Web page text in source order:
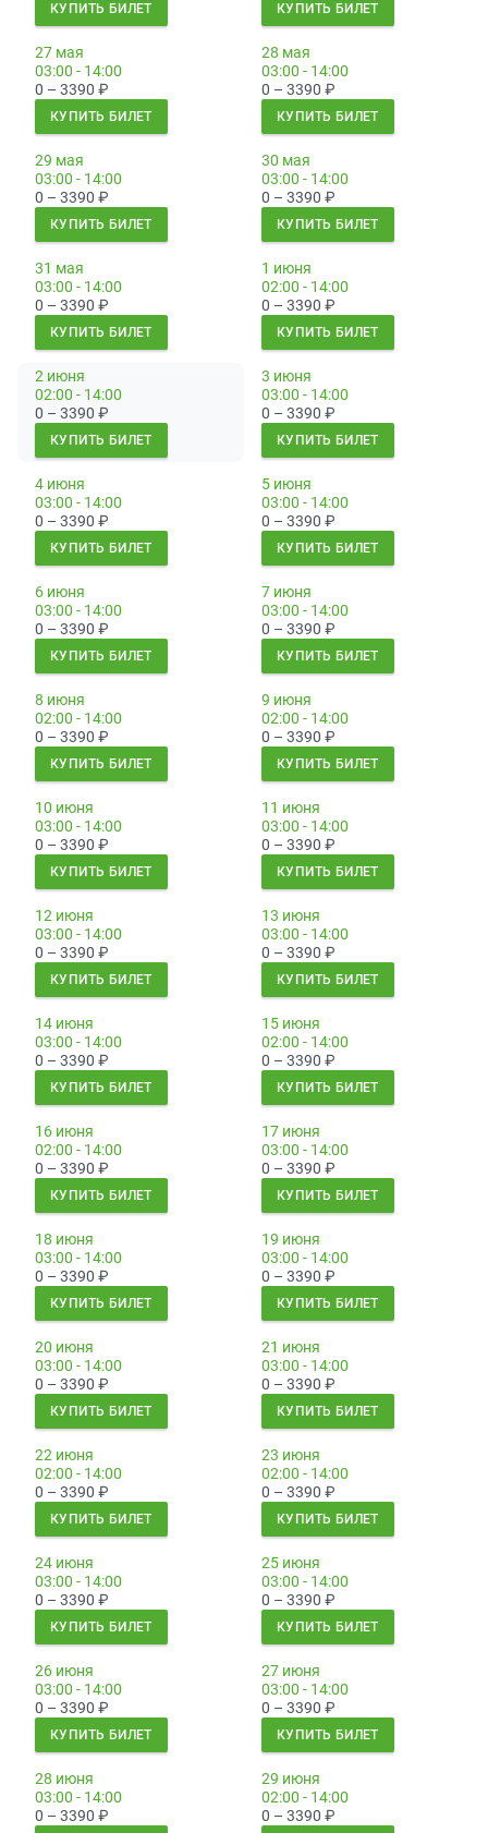
КУПИТЬ БИЛЕТ КУПИТЬ БИЛЕТ
27 мая
03:00 - 14:00
0 – 3390 ₽
КУПИТЬ БИЛЕТ
28 мая
03:00 - 14:00
0 – 3390 ₽
КУПИТЬ БИЛЕТ
29 мая
03:00 - 14:00
0 – 3390 ₽
КУПИТЬ БИЛЕТ
30 мая
03:00 - 14:00
0 – 3390 ₽
КУПИТЬ БИЛЕТ
31 мая
03:00 - 14:00
0 – 3390 ₽
КУПИТЬ БИЛЕТ
1 июня
02:00 - 14:00
0 – 3390 ₽
КУПИТЬ БИЛЕТ
2 июня
02:00 - 14:00
0 – 3390 ₽
КУПИТЬ БИЛЕТ
3 июня
03:00 - 14:00
0 – 3390 ₽
КУПИТЬ БИЛЕТ
4 июня
03:00 - 14:00
0 – 3390 ₽
КУПИТЬ БИЛЕТ
5 июня
03:00 - 14:00
0 – 3390 ₽
КУПИТЬ БИЛЕТ
6 июня
03:00 - 14:00
0 – 3390 ₽
КУПИТЬ БИЛЕТ
7 июня
03:00 - 14:00
0 – 3390 ₽
КУПИТЬ БИЛЕТ
8 июня
02:00 - 14:00
0 – 3390 ₽
КУПИТЬ БИЛЕТ
9 июня
02:00 - 14:00
0 – 3390 ₽
КУПИТЬ БИЛЕТ
10 июня
03:00 - 14:00
0 – 3390 ₽
КУПИТЬ БИЛЕТ
11 июня
03:00 - 14:00
0 – 3390 ₽
КУПИТЬ БИЛЕТ
12 июня
03:00 - 14:00
0 – 3390 ₽
КУПИТЬ БИЛЕТ
13 июня
03:00 - 14:00
0 – 3390 ₽
КУПИТЬ БИЛЕТ
14 июня
03:00 - 14:00
0 – 3390 ₽
КУПИТЬ БИЛЕТ
15 июня
02:00 - 14:00
0 – 3390 ₽
КУПИТЬ БИЛЕТ
16 июня
02:00 - 14:00
0 – 3390 ₽
КУПИТЬ БИЛЕТ
17 июня
03:00 - 14:00
0 – 3390 ₽
КУПИТЬ БИЛЕТ
18 июня
03:00 - 14:00
0 – 3390 ₽
КУПИТЬ БИЛЕТ
19 июня
03:00 - 14:00
0 – 3390 ₽
КУПИТЬ БИЛЕТ
20 июня
03:00 - 14:00
0 – 3390 ₽
КУПИТЬ БИЛЕТ
21 июня
03:00 - 14:00
0 – 3390 ₽
КУПИТЬ БИЛЕТ
22 июня
02:00 - 14:00
0 – 3390 ₽
КУПИТЬ БИЛЕТ
23 июня
02:00 - 14:00
0 – 3390 ₽
КУПИТЬ БИЛЕТ
24 июня
03:00 - 14:00
0 – 3390 ₽
КУПИТЬ БИЛЕТ
25 июня
03:00 - 14:00
0 – 3390 ₽
КУПИТЬ БИЛЕТ
26 июня
03:00 - 14:00
0 – 3390 ₽
КУПИТЬ БИЛЕТ
27 июня
03:00 - 14:00
0 – 3390 ₽
КУПИТЬ БИЛЕТ
28 июня
03:00 - 14:00
0 – 3390 ₽
29 июня
02:00 - 14:00
0 – 3390 ₽